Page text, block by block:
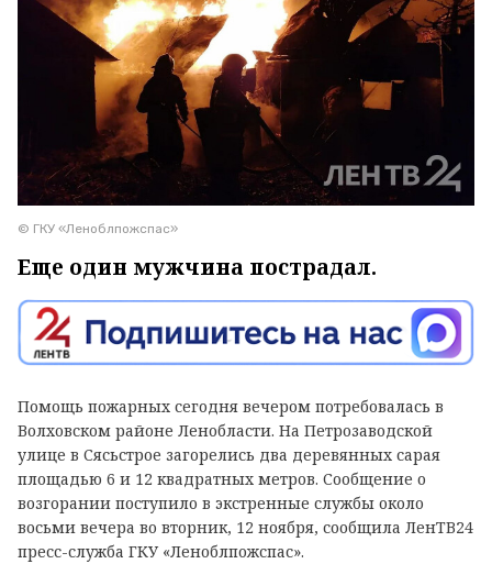
© ГКУ «Леноблпожспас»
Еще один мужчина пострадал.
Помощь пожарных сегодня вечером потребовалась в
Волховском районе Ленобласти. На Петрозаводской
улице в Сясьстрое загорелись два деревянных сарая
площадью 6 и 12 квадратных метров. Сообщение о
возгорании поступило в экстренные службы около
восьми вечера во вторник, 12 ноября, сообщила ЛенТВ24
пресс-служба ГКУ «Леноблпожспас».